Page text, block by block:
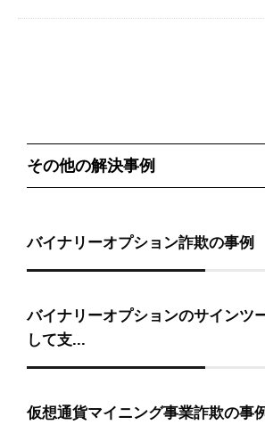
その他の解決事例
バイナリーオプション詐欺の事例
バイナリーオプションのサインツ
して支...
仮想通貨マイニング事業詐欺の事